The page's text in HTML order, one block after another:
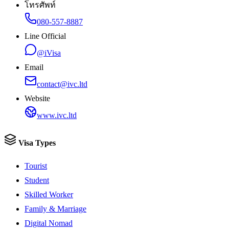
โทรศัพท์
080-557-8887
Line Official
@iVisa
Email
contact@ivc.ltd
Website
www.ivc.ltd
Visa Types
Tourist
Student
Skilled Worker
Family & Marriage
Digital Nomad